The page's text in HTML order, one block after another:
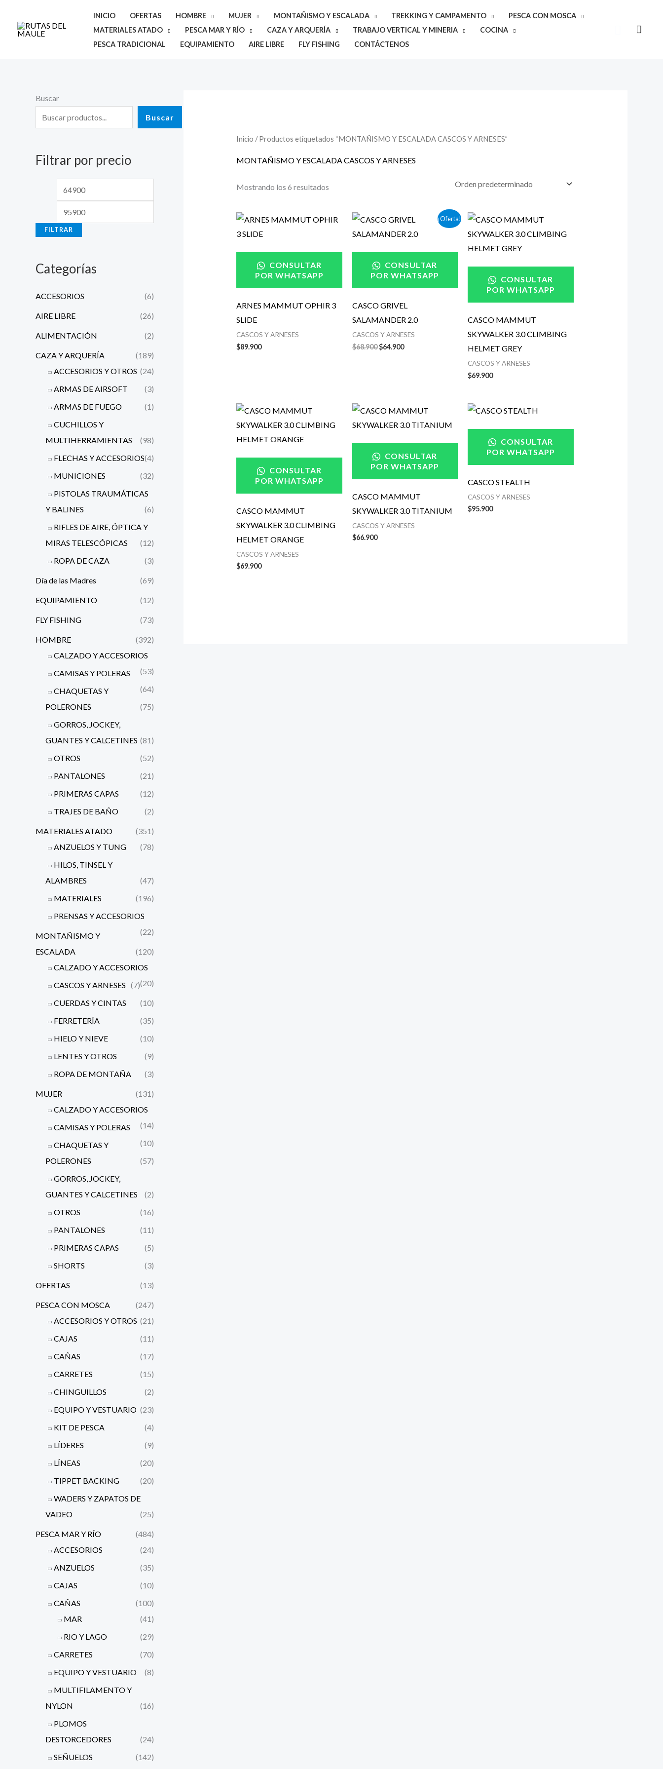
contenido
INICIO OFERTAS HOMBRE MUJER MONTAÑISMO Y ESCALADA TREKKING Y CAMPAMENTO
PESCA CON MOSCA
MATERIALES ATADO
PESCA MAR Y RÍO CAZA Y ARQUERÍA TRABAJO VERTICAL Y MINERIA
COCINA
PESCA TRADICIONAL
EQUIPAMIENTO AIRE LIBRE FLY FISHING CONTÁCTENOS
Buscar
Buscar
Buscar
Filtrar por precio
P
e
i
o
n
e
o
FILTRAR
Categorías
ACCESORIOS (6)
AIRE LIBRE (26)
ALIMENTACIÓN (2)
CAZA Y ARQUERÍA
(189)
ACCESORIOS Y OTROS (24)
ARMAS DE AIRSOFT
(3)
ARMAS DE FUEGO
(1)
CUCHILLOS Y
MULTIHERRAMIENTAS
(98)
FLECHAS Y ACCESORIOS(4)
MUNICIONES
(32)
PISTOLAS TRAUMÁTICAS
Y BALINES
(6)
RIFLES DE AIRE, ÓPTICA Y
MIRAS TELESCÓPICAS
(12)
ROPA DE CAZA
(3)
Día de las Madres (69)
EQUIPAMIENTO (12)
FLY FISHING (73)
HOMBRE
(392)
CALZADO Y ACCESORIOS
(53)
CAMISAS Y POLERAS
(64)
CHAQUETAS Y
POLERONES
(75)
GORROS, JOCKEY,
GUANTES Y CALCETINES (81)
OTROS
(52)
PANTALONES
(21)
PRIMERAS CAPAS
(12)
TRAJES DE BAÑO
(2)
MATERIALES ATADO
(351)
ANZUELOS Y TUNG
(78)
HILOS, TINSEL Y
ALAMBRES
(47)
MATERIALES
(196)
PRENSAS Y ACCESORIOS
(22)
MONTAÑISMO Y
ESCALADA
(120)
CALZADO Y ACCESORIOS
(20)
CASCOS Y ARNESES (7)
CUERDAS Y CINTAS
(10)
FERRETERÍA
(35)
HIELO Y NIEVE
(10)
LENTES Y OTROS
(9)
ROPA DE MONTAÑA
(3)
MUJER
(131)
CALZADO Y ACCESORIOS
(14)
CAMISAS Y POLERAS
(10)
CHAQUETAS Y
POLERONES
(57)
GORROS, JOCKEY,
GUANTES Y CALCETINES
(2)
OTROS
(16)
PANTALONES
(11)
PRIMERAS CAPAS
(5)
SHORTS
(3)
OFERTAS (13)
PESCA CON MOSCA
(247)
ACCESORIOS Y OTROS (21)
CAJAS
(11)
CAÑAS
(17)
CARRETES
(15)
CHINGUILLOS
(2)
EQUIPO Y VESTUARIO (23)
KIT DE PESCA
(4)
LÍDERES
(9)
LÍNEAS
(20)
TIPPET BACKING
(20)
WADERS Y ZAPATOS DE
VADEO
(25)
PESCA MAR Y RÍO
(484)
ACCESORIOS
(24)
ANZUELOS
(35)
CAJAS
(10)
CAÑAS
(100)
MAR
(41)
RIO Y LAGO
(29)
CARRETES
(70)
EQUIPO Y VESTUARIO
(8)
MULTIFILAMENTO Y
NYLON
(16)
PLOMOS
DESTORCEDORES
(24)
SEÑUELOS
(142)
Inicio / Productos etiquetados “MONTAÑISMO Y ESCALADA CASCOS Y ARNESES”
MONTAÑISMO Y ESCALADA CASCOS Y ARNESES
Mostrando los 6 resultados
CONSULTAR
POR WHATSAPP
ARNES MAMMUT OPHIR 3
SLIDE
CASCOS Y ARNESES
$89.900
¡Oferta!
CONSULTAR
POR WHATSAPP
CASCO GRIVEL
SALAMANDER 2.0
CASCOS Y ARNESES
$68.900
El
precio
original
$68.900.
$64.900
El
precio
actual
$64.900.
CONSULTAR
POR WHATSAPP
CASCO MAMMUT
SKYWALKER 3.0 CLIMBING
HELMET GREY
CASCOS Y ARNESES
$69.900
CONSULTAR
POR WHATSAPP
CASCO MAMMUT
SKYWALKER 3.0 CLIMBING
HELMET ORANGE
CASCOS Y ARNESES
$69.900
CONSULTAR
POR WHATSAPP
CASCO MAMMUT
SKYWALKER 3.0 TITANIUM
CASCOS Y ARNESES
$66.900
CONSULTAR
POR WHATSAPP
CASCO STEALTH
CASCOS Y ARNESES
$95.900